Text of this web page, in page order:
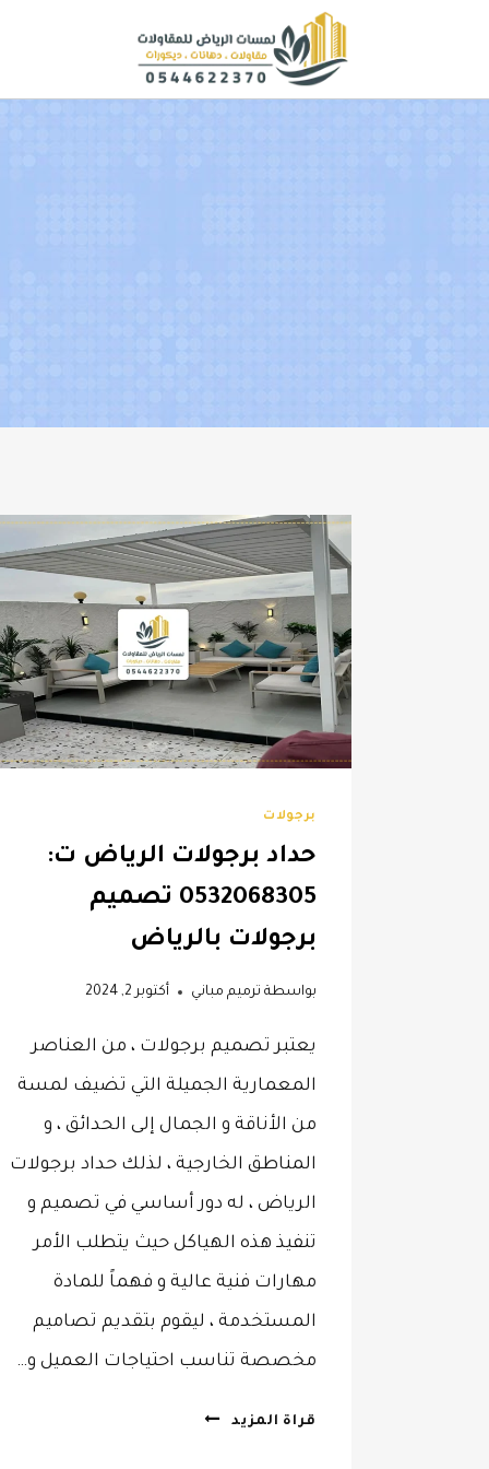
المحتوى
برجولات
حداد برجولات الرياض ت:
0532068305 تصميم
برجولات بالرياض
بواسطة ترميم مباني أكتوبر 2, 2024
يعتبر تصميم برجولات ، من العناصر
المعمارية الجميلة التي تضيف لمسة
من الأناقة و الجمال إلى الحدائق ، و
المناطق الخارجية ، لذلك حداد برجولات
الرياض ، له دور أساسي في تصميم و
تنفيذ هذه الهياكل حيث يتطلب الأمر
مهارات فنية عالية و فهماً للمادة
المستخدمة ، ليقوم بتقديم تصاميم
مخصصة تناسب احتياجات العميل و…
قراة المزيد
حداد